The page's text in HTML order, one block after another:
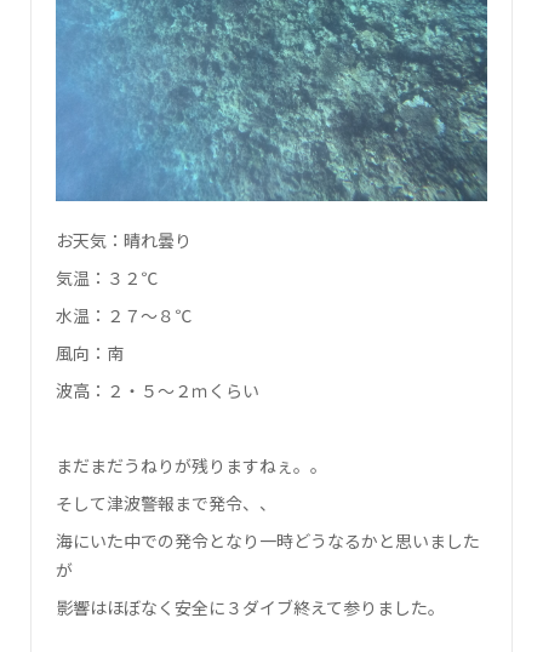
お天気：晴れ曇り
気温：３２℃
水温：２７～８℃
風向：南
波高：２・５～２ｍくらい
まだまだうねりが残りますねぇ。。
そして津波警報まで発令、、
海にいた中での発令となり一時どうなるかと思いました
が
影響はほぼなく安全に３ダイブ終えて参りました。